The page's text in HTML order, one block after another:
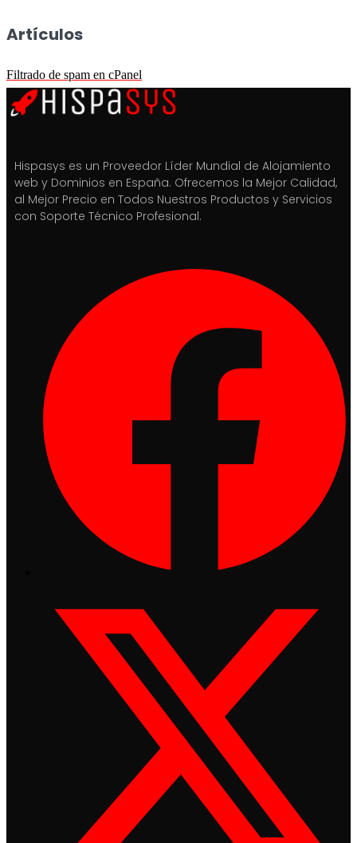
Artículos
Filtrado de spam en cPanel
Hispasys es un Proveedor Líder Mundial de Alojamiento
web y Dominios en España. Ofrecemos la Mejor Calidad,
al Mejor Precio en Todos Nuestros Productos y Servicios
con Soporte Técnico Profesional.